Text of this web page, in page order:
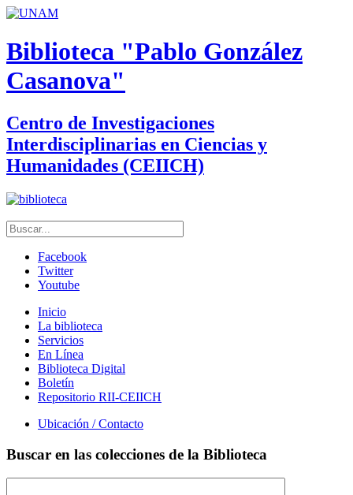
Biblioteca "Pablo González
Casanova"
Centro de Investigaciones
Interdisciplinarias en Ciencias y
Humanidades (CEIICH)
Facebook
Twitter
Youtube
Inicio
La biblioteca
Servicios
En Línea
Biblioteca Digital
Boletín
Repositorio RII-CEIICH
Ubicación / Contacto
Buscar en las colecciones de la Biblioteca